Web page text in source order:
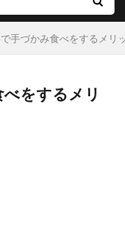
手づかみ食べをするメリ
をするメリ